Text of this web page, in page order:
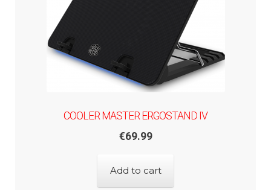
COOLER MASTER ERGOSTAND IV
€69.99
Add to cart